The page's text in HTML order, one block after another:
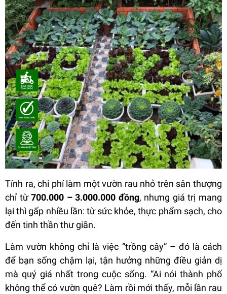
Tính ra, chi phí làm một vườn rau nhỏ trên sân thượng
chỉ từ700.000 – 3.000.000 đồng, nhưng giá trị mang
lại thì gấp nhiều lần: từ sức khỏe, thực phẩm sạch, cho
đến tinh thần thư giãn.
Làm vườn không chỉ là việc “trồng cây” – đó là cách
để bạn sống chậm lại, tận hưởng những điều giản dị
mà quý giá nhất trong cuộc sống. “Ai nói thành phố
không thể có vườn quê? Làm rồi mới thấy, mỗi lần rau